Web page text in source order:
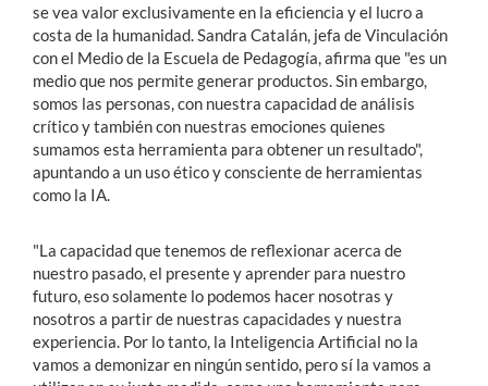
se vea valor exclusivamente en la eficiencia y el lucro a
costa de la humanidad. Sandra Catalán, jefa de Vinculación
con el Medio de la Escuela de Pedagogía, afirma que "es un
medio que nos permite generar productos. Sin embargo,
somos las personas, con nuestra capacidad de análisis
crítico y también con nuestras emociones quienes
sumamos esta herramienta para obtener un resultado",
apuntando a un uso ético y consciente de herramientas
como la IA.
"La capacidad que tenemos de reflexionar acerca de
nuestro pasado, el presente y aprender para nuestro
futuro, eso solamente lo podemos hacer nosotras y
nosotros a partir de nuestras capacidades y nuestra
experiencia. Por lo tanto, la Inteligencia Artificial no la
vamos a demonizar en ningún sentido, pero sí la vamos a